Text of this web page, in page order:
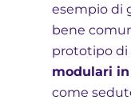
esempio di
bene
prototipo di
modulari
come